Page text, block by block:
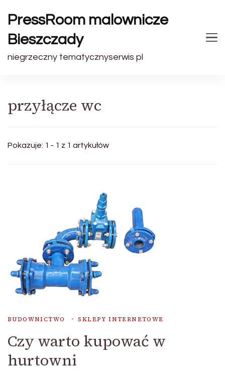
PressRoom malownicze
Bieszczady
niegrzeczny tematycznyserwis pl
przyłącze wc
Pokazuje: 1 - 1 z 1 artykułów
BUDOWNICTWO SKLEPY INTERNETOWE
Czy warto kupować w
hurtowni